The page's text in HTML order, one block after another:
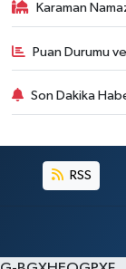
Karaman
Puan Durumu
Son Dakika
RSS